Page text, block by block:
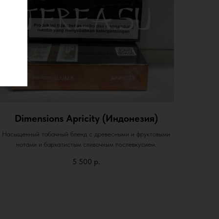
Dimensions Apricity (Индонезия)
Насыщенный табачный бленд с древесными и фруктовыми
нотами и бархатистым сливочным послевкусием.
5 500 р.